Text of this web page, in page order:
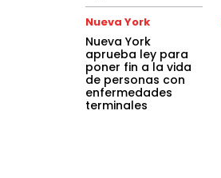
Nueva York
Nueva York
aprueba ley para
poner fin a la vida
de personas con
enfermedades
terminales